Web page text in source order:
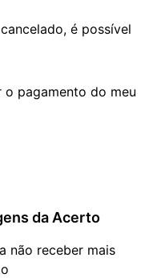
é possível
o pagamento do meu
da Acerto
não receber mais